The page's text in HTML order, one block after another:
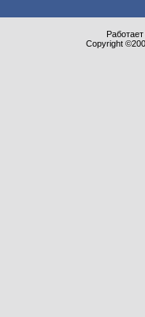
Copyright